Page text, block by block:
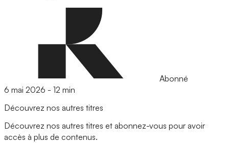
Abonné
6 mai 2026 - 12 min
Découvrez nos autres titres
Découvrez nos autres titres et abonnez-vous pour avoir
accès à plus de contenus.